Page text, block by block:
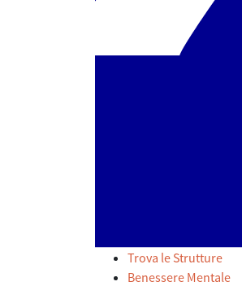
Trova le Strutture
Benessere Mentale